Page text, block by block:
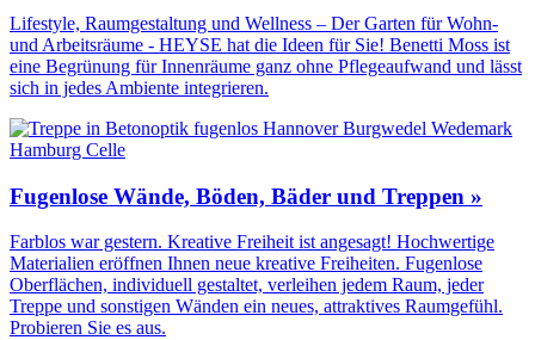
Lifestyle, Raumgestaltung und Wellness – Der Garten für Wohn-
und Arbeitsräume - HEYSE hat die Ideen für Sie! Benetti Moss ist
eine Begrünung für Innenräume ganz ohne Pflegeaufwand und lässt
sich in jedes Ambiente integrieren.
Fugenlose Wände, Böden, Bäder und Treppen »
Farblos war gestern. Kreative Freiheit ist angesagt! Hochwertige
Materialien eröffnen Ihnen neue kreative Freiheiten. Fugenlose
Oberflächen, individuell gestaltet, verleihen jedem Raum, jeder
Treppe und sonstigen Wänden ein neues, attraktives Raumgefühl.
Probieren Sie es aus.